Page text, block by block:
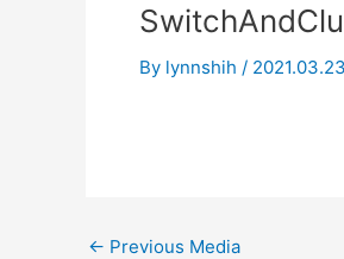
By lynnshih / 2021.03.23
← Previous Media